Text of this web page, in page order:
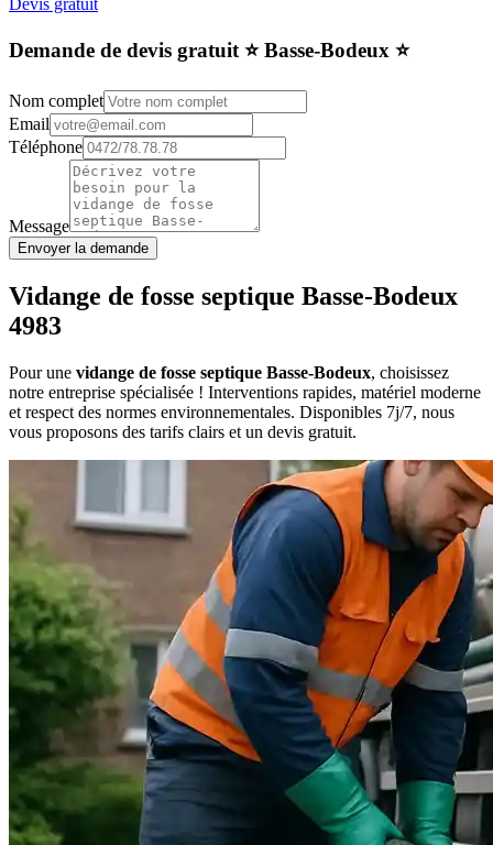
Demande de devis gratuit ⭐️ Basse-Bodeux ⭐️
Nom complet
Email
Téléphone
Message
Envoyer la demande
Vidange de fosse septique Basse-Bodeux
4983
Pour une vidange de fosse septique Basse-Bodeux, choisissez
notre entreprise spécialisée ! Interventions rapides, matériel moderne
et respect des normes environnementales. Disponibles 7j/7, nous
vous proposons des tarifs clairs et un devis gratuit.